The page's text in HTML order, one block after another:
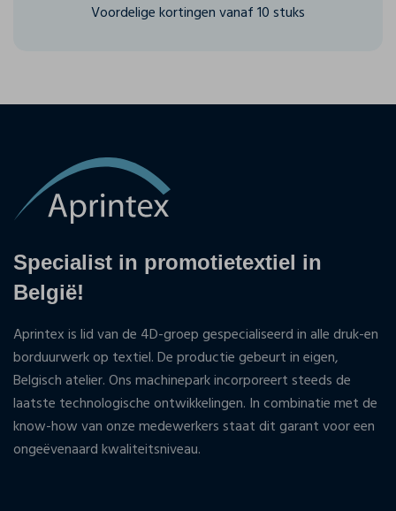
Voordelige kortingen vanaf 10 stuks
Specialist in promotietextiel in
België!
Aprintex is lid van de 4D-groep gespecialiseerd in alle druk-en
borduurwerk op textiel. De productie gebeurt in eigen,
Belgisch atelier. Ons machinepark incorporeert steeds de
laatste technologische ontwikkelingen. In combinatie met de
know-how van onze medewerkers staat dit garant voor een
ongeëvenaard kwaliteitsniveau.